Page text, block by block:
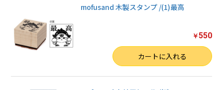
mofusand 木製スタンプ /(1)最高
￥550
カートに入れる